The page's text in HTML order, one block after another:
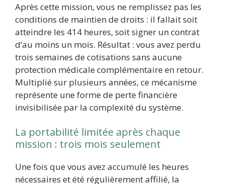
Après cette mission, vous ne remplissez pas les
conditions de maintien de droits : il fallait soit
atteindre les 414 heures, soit signer un contrat
d’au moins un mois. Résultat : vous avez perdu
trois semaines de cotisations sans aucune
protection médicale complémentaire en retour.
Multiplié sur plusieurs années, ce mécanisme
représente une forme de perte financière
invisibilisée par la complexité du système.
La portabilité limitée après chaque
mission : trois mois seulement
Une fois que vous avez accumulé les heures
nécessaires et été régulièrement affilié, la